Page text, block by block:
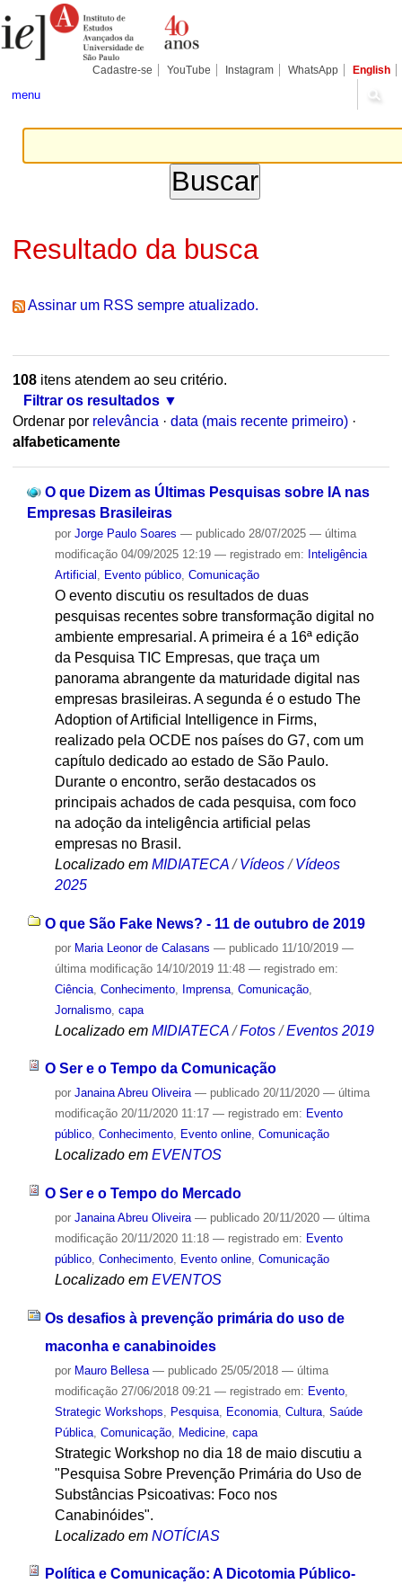
para
conteúdo.
Pessoais
Cadastre-se YouTube Instagram WhatsApp English
menu
Resultado da busca
Assinar um RSS sempre atualizado.
108itens atendem ao seu critério.
Filtrar os resultados
Ordenar por relevância · data (mais recente primeiro) ·
alfabeticamente
O que Dizem as Últimas Pesquisas sobre IA nas
Empresas Brasileiras
por Jorge Paulo Soares — publicado28/07/2025 — última
modificação04/09/2025 12:19 — registrado em: Inteligência
Artificial
Evento público, Comunicação
O evento discutiu os resultados de duas
pesquisas recentes sobre transformação digital no
ambiente empresarial. A primeira é a 16ª edição
da Pesquisa TIC Empresas, que traça um
panorama abrangente da maturidade digital nas
empresas brasileiras. A segunda é o estudo The
Adoption of Artificial Intelligence in Firms,
realizado pela OCDE nos países do G7, com um
capítulo dedicado ao estado de São Paulo.
Durante o encontro, serão destacados os
principais achados de cada pesquisa, com foco
na adoção da inteligência artificial pelas
empresas no Brasil.
Localizado em MIDIATECA /Vídeos /Vídeos
2025
O que São Fake News? - 11 de outubro de 2019
por Maria Leonor de Calasans — publicado11/10/2019 —
última modificação14/10/2019 11:48 — registrado em:
Ciência, Conhecimento, Imprensa, Comunicação,
Jornalismo, capa
Localizado em MIDIATECA /Fotos /Eventos 2019
O Ser e o Tempo da Comunicação
por Janaina Abreu Oliveira — publicado20/11/2020 — última
modificação20/11/2020 11:17 — registrado em: Evento
público, Conhecimento, Evento online, Comunicação
Localizado em EVENTOS
O Ser e o Tempo do Mercado
por Janaina Abreu Oliveira — publicado20/11/2020 — última
modificação20/11/2020 11:18 — registrado em: Evento
público, Conhecimento, Evento online, Comunicação
Localizado em EVENTOS
Os desafios à prevenção primária do uso de
maconha e canabinoides
por Mauro Bellesa — publicado25/05/2018 — última
modificação27/06/2018 09:21 — registrado em: Evento,
Strategic Workshops
Pesquisa, Economia, Cultura, Saúde
Pública, Comunicação, Medicine, capa
Strategic Workshop no dia 18 de maio discutiu a
"Pesquisa Sobre Prevenção Primária do Uso de
Substâncias Psicoativas: Foco nos
Canabinóides".
Localizado em NOTÍCIAS
Política e Comunicação: A Dicotomia Público-